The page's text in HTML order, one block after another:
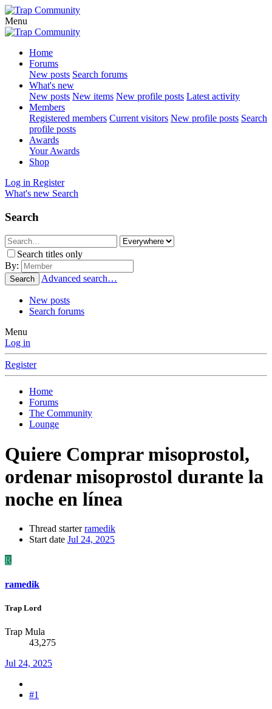
Menu
Home
Forums
New posts Search forums
What's new
New posts New items New profile posts Latest activity
Members
Registered members Current visitors New profile posts Search
profile posts
Awards
Your Awards
Shop
Log in Register
What's new Search
Search
Search titles only
By:
Search Advanced search…
New posts
Search forums
Menu
Log in
Register
Home
Forums
The Community
Lounge
Quiere Comprar misoprostol,
ordenar misoprostol durante la
noche en línea
Thread starter ramedik
Start date Jul 24, 2025
R
ramedik
Trap Lord
Trap Mula
43,275
Jul 24, 2025
#1